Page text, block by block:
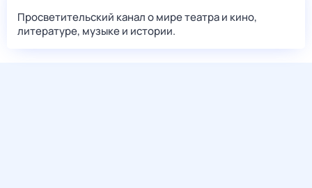
Просветительский канал о мире театра и кино,
литературе, музыке и истории.